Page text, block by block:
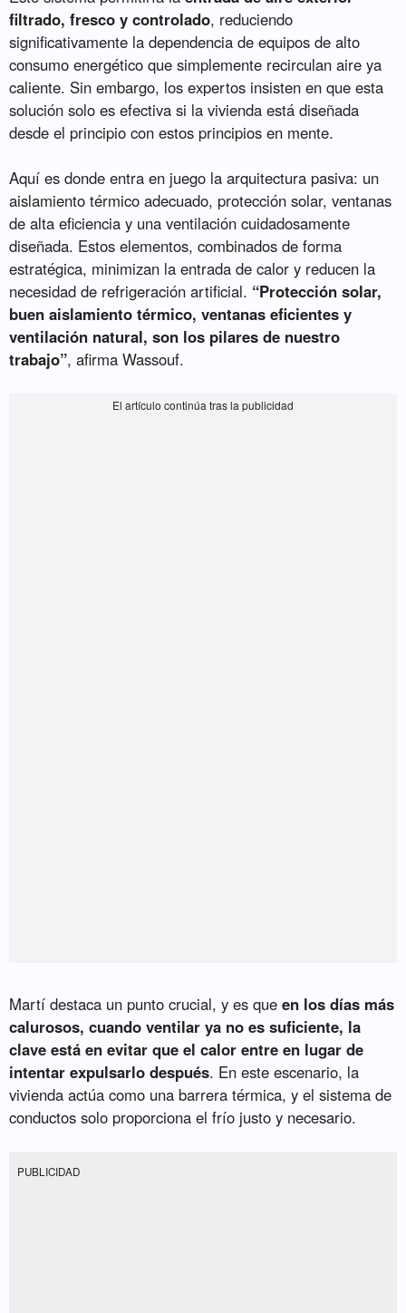
filtrado, fresco y controlado, reduciendo
significativamente la dependencia de equipos de alto
consumo energético que simplemente recirculan aire ya
caliente. Sin embargo, los expertos insisten en que esta
solución solo es efectiva si la vivienda está diseñada
desde el principio con estos principios en mente.
Aquí es donde entra en juego la arquitectura pasiva: un
aislamiento térmico adecuado, protección solar, ventanas
de alta eficiencia y una ventilación cuidadosamente
diseñada. Estos elementos, combinados de forma
estratégica, minimizan la entrada de calor y reducen la
necesidad de refrigeración artificial. “Protección solar,
buen aislamiento térmico, ventanas eficientes y
ventilación natural, son los pilares de nuestro
trabajo”, afirma Wassouf.
Martí destaca un punto crucial, y es queen los días más
calurosos, cuando ventilar ya no es suficiente, la
clave está en evitar que el calor entre en lugar de
intentar expulsarlo después. En este escenario, la
vivienda actúa como una barrera térmica, y el sistema de
conductos solo proporciona el frío justo y necesario.
PUBLICIDAD